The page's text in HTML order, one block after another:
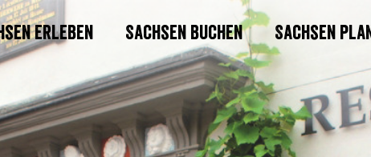
erleben Sachsen buchen Sachsen